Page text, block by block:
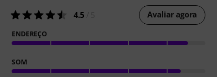
4.5 Avaliar agora
ENDEREÇO
SOM